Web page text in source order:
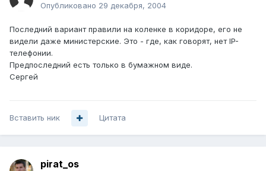
Опубликовано 29 декабря, 2004
Последний вариант правили на коленке в коридоре, его не
видели даже министерские. Это - где, как говорят, нет IP-
телефонии.
Предпоследний есть только в бумажном виде.
Сергей
Вставить ник Цитата
pirat_os